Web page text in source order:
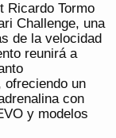
Ricardo Tormo
Challenge, una
de la velocidad
reunirá a
ofreciendo un
con
y modelos